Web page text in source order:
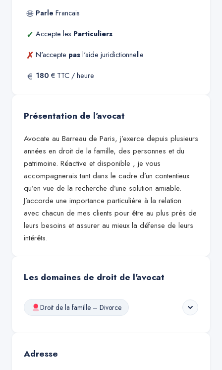
🌐 Parle Francais
✓ Accepte les Particuliers
✗ N'accepte pas l'aide juridictionnelle
€ 180 € TTC / heure
Présentation de l'avocat
Avocate au Barreau de Paris, j’exerce depuis plusieurs
années en droit de la famille, des personnes et du
patrimoine. Réactive et disponible , je vous
accompagnerais tant dans le cadre d’un contentieux
qu’en vue de la recherche d’une solution amiable.
J’accorde une importance particulière à la relation
avec chacun de mes clients pour être au plus près de
leurs besoins et assurer au mieux la défense de leurs
intérêts.
Les domaines de droit de l'avocat
Droit de la famille – Divorce
Adresse